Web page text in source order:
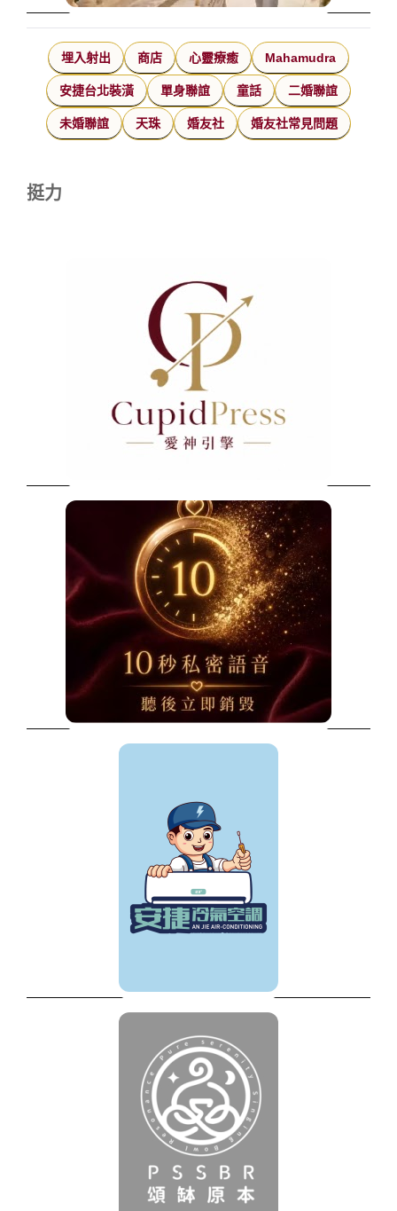
埋入射出 商店 心靈療癒 Mahamudra
安捷台北裝潢 單身聯誼 童話 二婚聯誼
未婚聯誼 天珠 婚友社 婚友社常見問題
挺力